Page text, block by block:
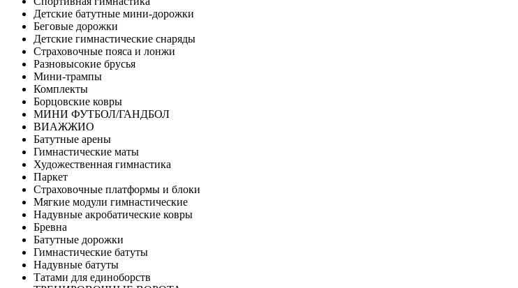
Детские батутные мини-дорожки
Беговые дорожки
Детские гимнастические снаряды
Страховочные пояса и лонжи
Разновысокие брусья
Мини-трампы
Комплекты
Борцовские ковры
МИНИ ФУТБОЛ/ГАНДБОЛ
ВИАЖЖИО
Батутные арены
Гимнастические маты
Художественная гимнастика
Паркет
Страховочные платформы и блоки
Мягкие модули гимнастические
Надувные акробатические ковры
Бревна
Батутные дорожки
Гимнастические батуты
Надувные батуты
Татами для единоборств